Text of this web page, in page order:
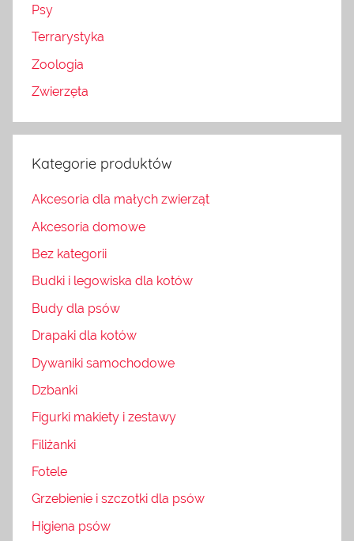
Psy
Terrarystyka
Zoologia
Zwierzęta
Kategorie produktów
Akcesoria dla małych zwierząt
Akcesoria domowe
Bez kategorii
Budki i legowiska dla kotów
Budy dla psów
Drapaki dla kotów
Dywaniki samochodowe
Dzbanki
Figurki makiety i zestawy
Filiżanki
Fotele
Grzebienie i szczotki dla psów
Higiena psów